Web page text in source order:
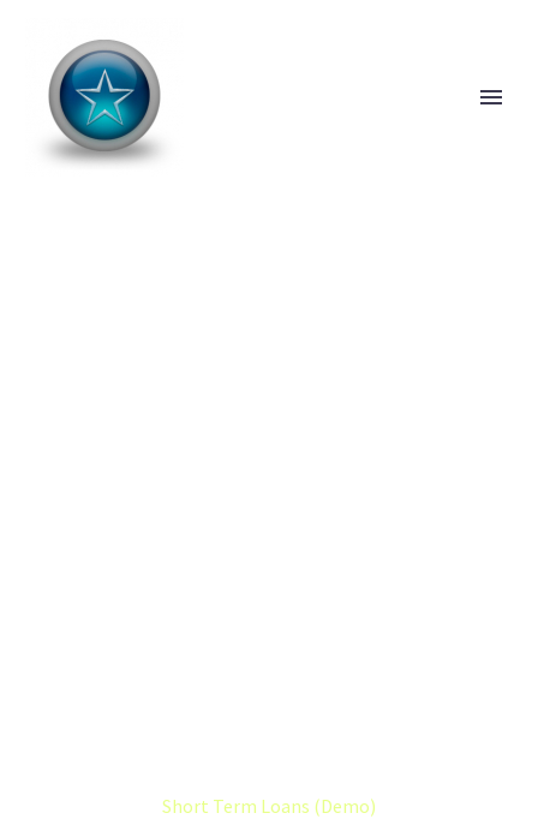
Short Term Loans (Demo)